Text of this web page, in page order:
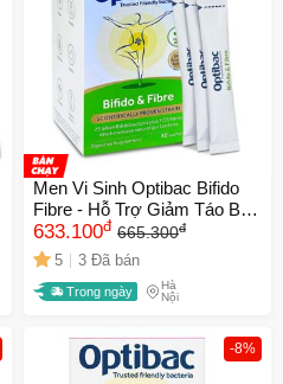
Men Vi Sinh Optibac Bifido
Fibre - Hỗ Trợ Giảm Táo Bón
& Cung Cấp Chất Xơ Đường
Ruột - Hộp 30 Gói Cho
Người Lớn
633.100đ 665.300đ
5 3 Đã bán
Trong ngày
Hà
Nội
-8%